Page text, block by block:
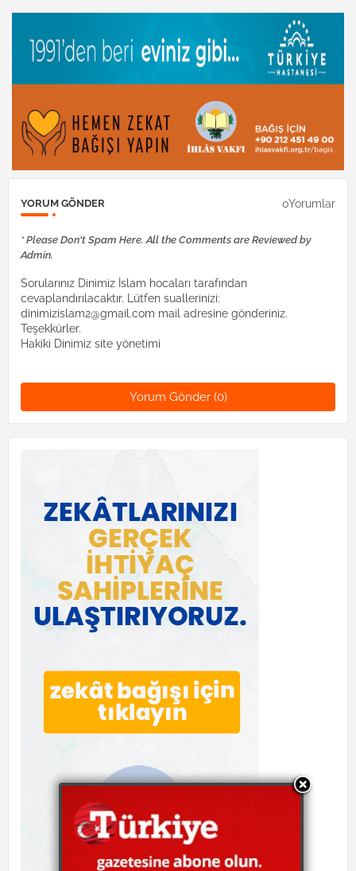
YORUM GÖNDER 0Yorumlar
* Please Don't Spam Here. All the Comments are Reviewed by
Admin.
Sorularınız Dinimiz İslam hocaları tarafından
cevaplandırılacaktır. Lütfen suallerinizi:
dinimizislam2@gmail.com mail adresine gönderiniz.
Teşekkürler.
Hakiki Dinimiz site yönetimi
Yorum Gönder (0)